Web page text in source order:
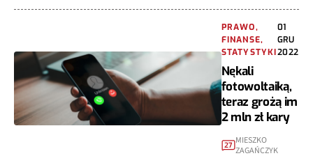
PRAWO,
FINANSE,
STATYSTYKI
01
GRU
2022
Nękali
fotowoltaiką,
teraz grożą im
2 mln zł kary
27 MIESZKO
ZAGAŃCZYK